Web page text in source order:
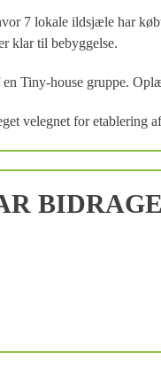
7 lokale ildsjæle har
som er klar til
Tiny-house gruppe.
velegnet for